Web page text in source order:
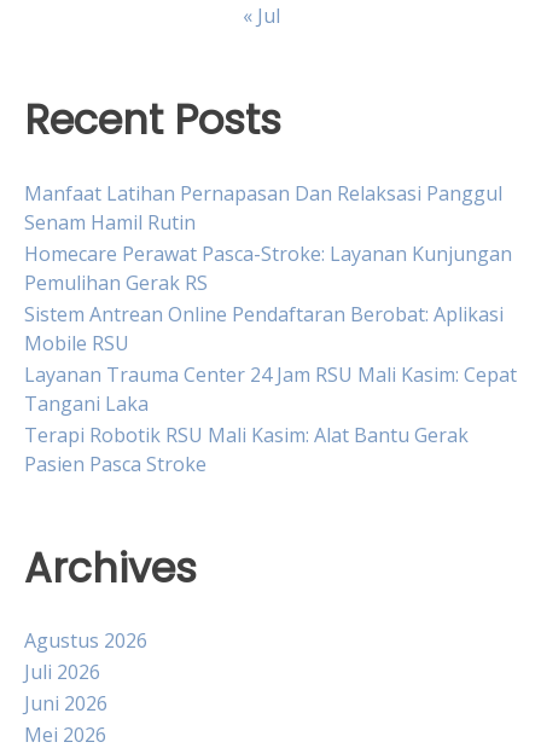
« Jul
Recent Posts
Manfaat Latihan Pernapasan Dan Relaksasi Panggul
Senam Hamil Rutin
Homecare Perawat Pasca-Stroke: Layanan Kunjungan
Pemulihan Gerak RS
Sistem Antrean Online Pendaftaran Berobat: Aplikasi
Mobile RSU
Layanan Trauma Center 24 Jam RSU Mali Kasim: Cepat
Tangani Laka
Terapi Robotik RSU Mali Kasim: Alat Bantu Gerak
Pasien Pasca Stroke
Archives
Agustus 2026
Juli 2026
Juni 2026
Mei 2026